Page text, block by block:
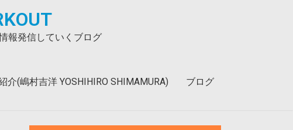
報発信していくブログ
介(嶋村吉洋 YOSHIHIRO SHIMAMURA) ブログ